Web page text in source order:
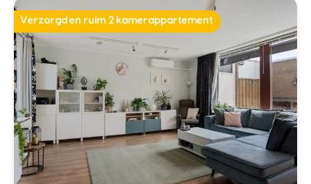
Verzorgd en ruim 2 kamerappartement